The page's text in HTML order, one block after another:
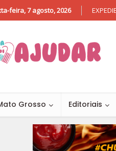
feira, 7 agosto, 2026
Grosso Editoriais